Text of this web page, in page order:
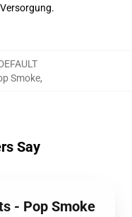
Smoke,
Say
- Pop Smoke